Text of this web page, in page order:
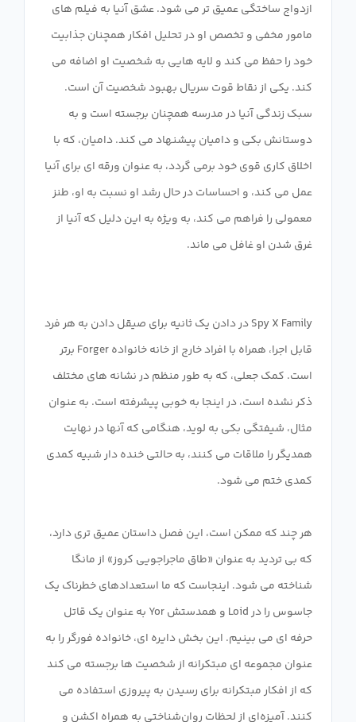
ازدواج ساختگی عمیق تر می شود. عشق آنیا به فیلم های
مامور مخفی و تخصص او در تحلیل افکار همچنان جذابیت
خود را حفظ می کند و لایه هایی به شخصیت او اضافه می
کند. یکی از نقاط قوت سریال بهبود شخصیت آن است.
سبک زندگی آنیا در مدرسه همچنان برجسته است و به
دوستانش بکی و دامیان پیشنهاد می کند. دامیان، که با
اخلاق کاری قوی خود برمی گردد، به عنوان ورقه ای برای آنیا
عمل می کند، و احساسات در حال رشد او نسبت به او، طنز
معمولی را فراهم می کند، به ویژه به این دلیل که آنیا از
Spy X Family در دادن یک ثانیه برای صیقل دادن به هر فرد
قابل اجرا، همراه با افراد خارج از خانه خانواده Forger برتر
است. کمک جعلی، که به طور منظم در نشانه های مختلف
ذکر نشده است، در اینجا به خوبی پیشرفته است. به عنوان
مثال، شیفتگی بکی به لوید، هنگامی که آنها در نهایت
همدیگر را ملاقات می کنند، به حالتی خنده دار شبیه کمدی
هر چند که ممکن است، این فصل داستان عمیق تری دارد،
که بی تردید به عنوان «طاق ماجراجویی کروز» از مانگا
شناخته می شود. اینجاست که ما استعدادهای خطرناک یک
جاسوس را در Loid و همدستش Yor به عنوان یک قاتل
حرفه ای می بینیم. این بخش دایره ای، خانواده فورگر را به
عنوان مجموعه ای مبتکرانه از شخصیت ها برجسته می کند
که از افکار مبتکرانه برای رسیدن به پیروزی استفاده می
کنند. آمیزه‌ای از لحظات روان‌شناختی به همراه اکشن و